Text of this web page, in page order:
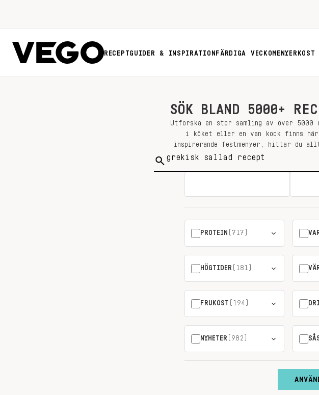
RECEPTGUIDER & INSPIRATION FÄRDIGA VECKOMENYER
SÖK BLAND 5000+
Utforska en stor samling av över
i köket eller en van kock finns
inspirerande festmenyer, hittar du
Sök
PROTEIN (717)
HÖGTIDER (181)
FRUKOST (194)
NYHETER (982)